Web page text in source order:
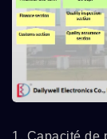
1. Capacité de